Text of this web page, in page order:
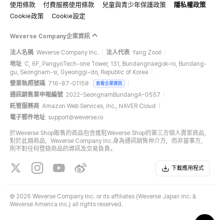
使用條款 付費服務使用條款 兒童與青少年保護政策
隱私權政策
Cookie政策
Cookie設定
Weverse Company企業資訊
法人名稱 Weverse Company Inc. 法人代表 Yang Zooil
地址 C, 6F, PangyoTech-one Tower, 131, Bundangnaegok-ro, Bundang-
gu, Seongnam-si, Gyeonggi-do, Republic of Korea
營業執照號碼 716-87-01158 查看企業資訊
通訊銷售業申報編號 2022-SeongnamBundangA-0557
託管服務商 Amazon Web Services, Inc., NAVER Cloud
電子郵件地址 support@weverse.io
於Weverse Shop販售的商品包含進駐Weverse Shop的第三方個人賣家商品，
對於此類商品，Weverse Company Inc.身為通訊銷售仲介方，而非當事方，
則不對任何登錄商品的資訊及交易負責。
下載應用程式
© 2026 Weverse Company Inc. or its affiliates (Weverse Japan Inc. &
Weverse America Inc.) all rights reserved.